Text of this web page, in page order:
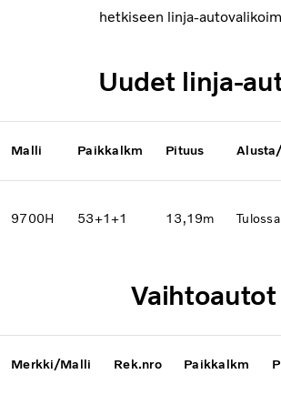
hetkiseen linja-
Uudet linja-
Malli Paikkalkm Pituus
9700H 53+1+1 13,19m Tulossa
Vaihtoautot
Merkki/Malli Rek.nro Paikkalkm